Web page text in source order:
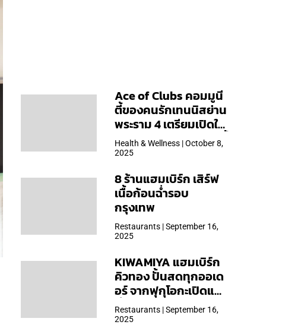
Ace of Clubs คอมมูนี
ตี้ของคนรักเทนนิสย่าน
พระราม 4 เตรียมเปิดให้
บริการวันแรก 19 ต.ค. นี้
Health & Wellness | October 8,
2025
8 ร้านแฮมเบิร์ก เสิร์ฟ
เนื้อก้อนฉ่ำรอบ
กรุงเทพ
Restaurants | September 16,
2025
KIWAMIYA แฮมเบิร์ก
คิวทอง ปั้นสดทุกออเด
อร์ จากฟุกุโอกะเปิดแล้ว
ที่ Central Park
Restaurants | September 16,
2025